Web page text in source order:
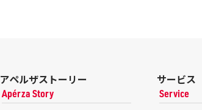
アペルザストーリー
Apérza Story
サービス
Service